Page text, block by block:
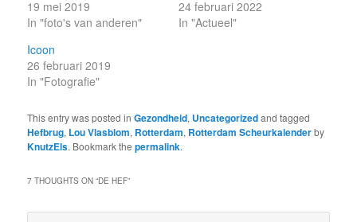
19 mei 2019
In "foto's van anderen"
24 februari 2022
In "Actueel"
Icoon
26 februari 2019
In "Fotografie"
This entry was posted inGezondheid, Uncategorizedand tagged
Hefbrug, Lou Vlasblom, Rotterdam, Rotterdam Scheurkalenderby
KnutzEls. Bookmark thepermalink.
7 THOUGHTS ON “DE HEF”